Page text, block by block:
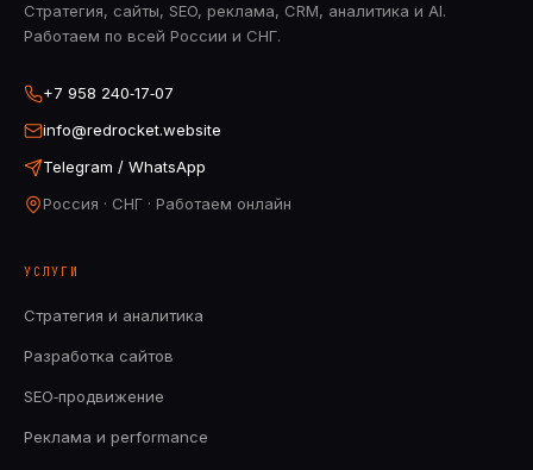
Стратегия, сайты, SEO, реклама, CRM, аналитика и AI.
Работаем по всей России и СНГ.
+7 958 240‑17‑07
info@redrocket.website
Telegram / WhatsApp
Россия · СНГ · Работаем онлайн
УСЛУГИ
Стратегия и аналитика
Разработка сайтов
SEO‑продвижение
Реклама и performance